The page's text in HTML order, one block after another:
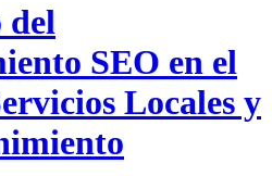
del
SEO en el
Locales y